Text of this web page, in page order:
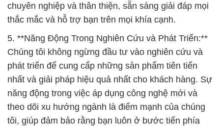
chuyên nghiệp và thân thiện, sẵn sàng giải đáp mọi
thắc mắc và hỗ trợ bạn trên mọi khía cạnh.
5. **Năng Động Trong Nghiên Cứu và Phát Triển:**
Chúng tôi không ngừng đầu tư vào nghiên cứu và
phát triển để cung cấp những sản phẩm tiên tiến
nhất và giải pháp hiệu quả nhất cho khách hàng. Sự
năng động trong việc áp dụng công nghệ mới và
theo dõi xu hướng ngành là điểm mạnh của chúng
tôi, giúp đảm bảo rằng bạn luôn ở bước tiến phía